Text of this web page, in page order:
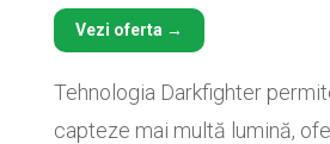
Vezi oferta →
Tehnologia Darkfighter
capteze mai multă lumină,